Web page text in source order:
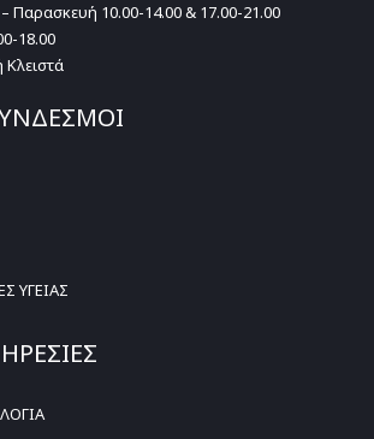
Παρασκευή 10.00-14.00 & 17.00-21.00
18.00
ΥΓΕΙΑΣ